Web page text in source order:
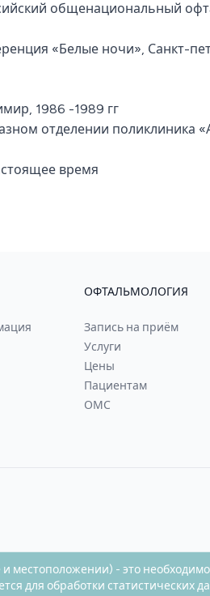
общенациональный
«Белые ночи», Санкт-
1986 -1989 гг
отделении поликлиника
время
ОФТАЛЬМОЛОГИЯ
Запись на приём
Услуги
Цены
Пациентам
ОМС
местоположении) - это
для обработки статистических